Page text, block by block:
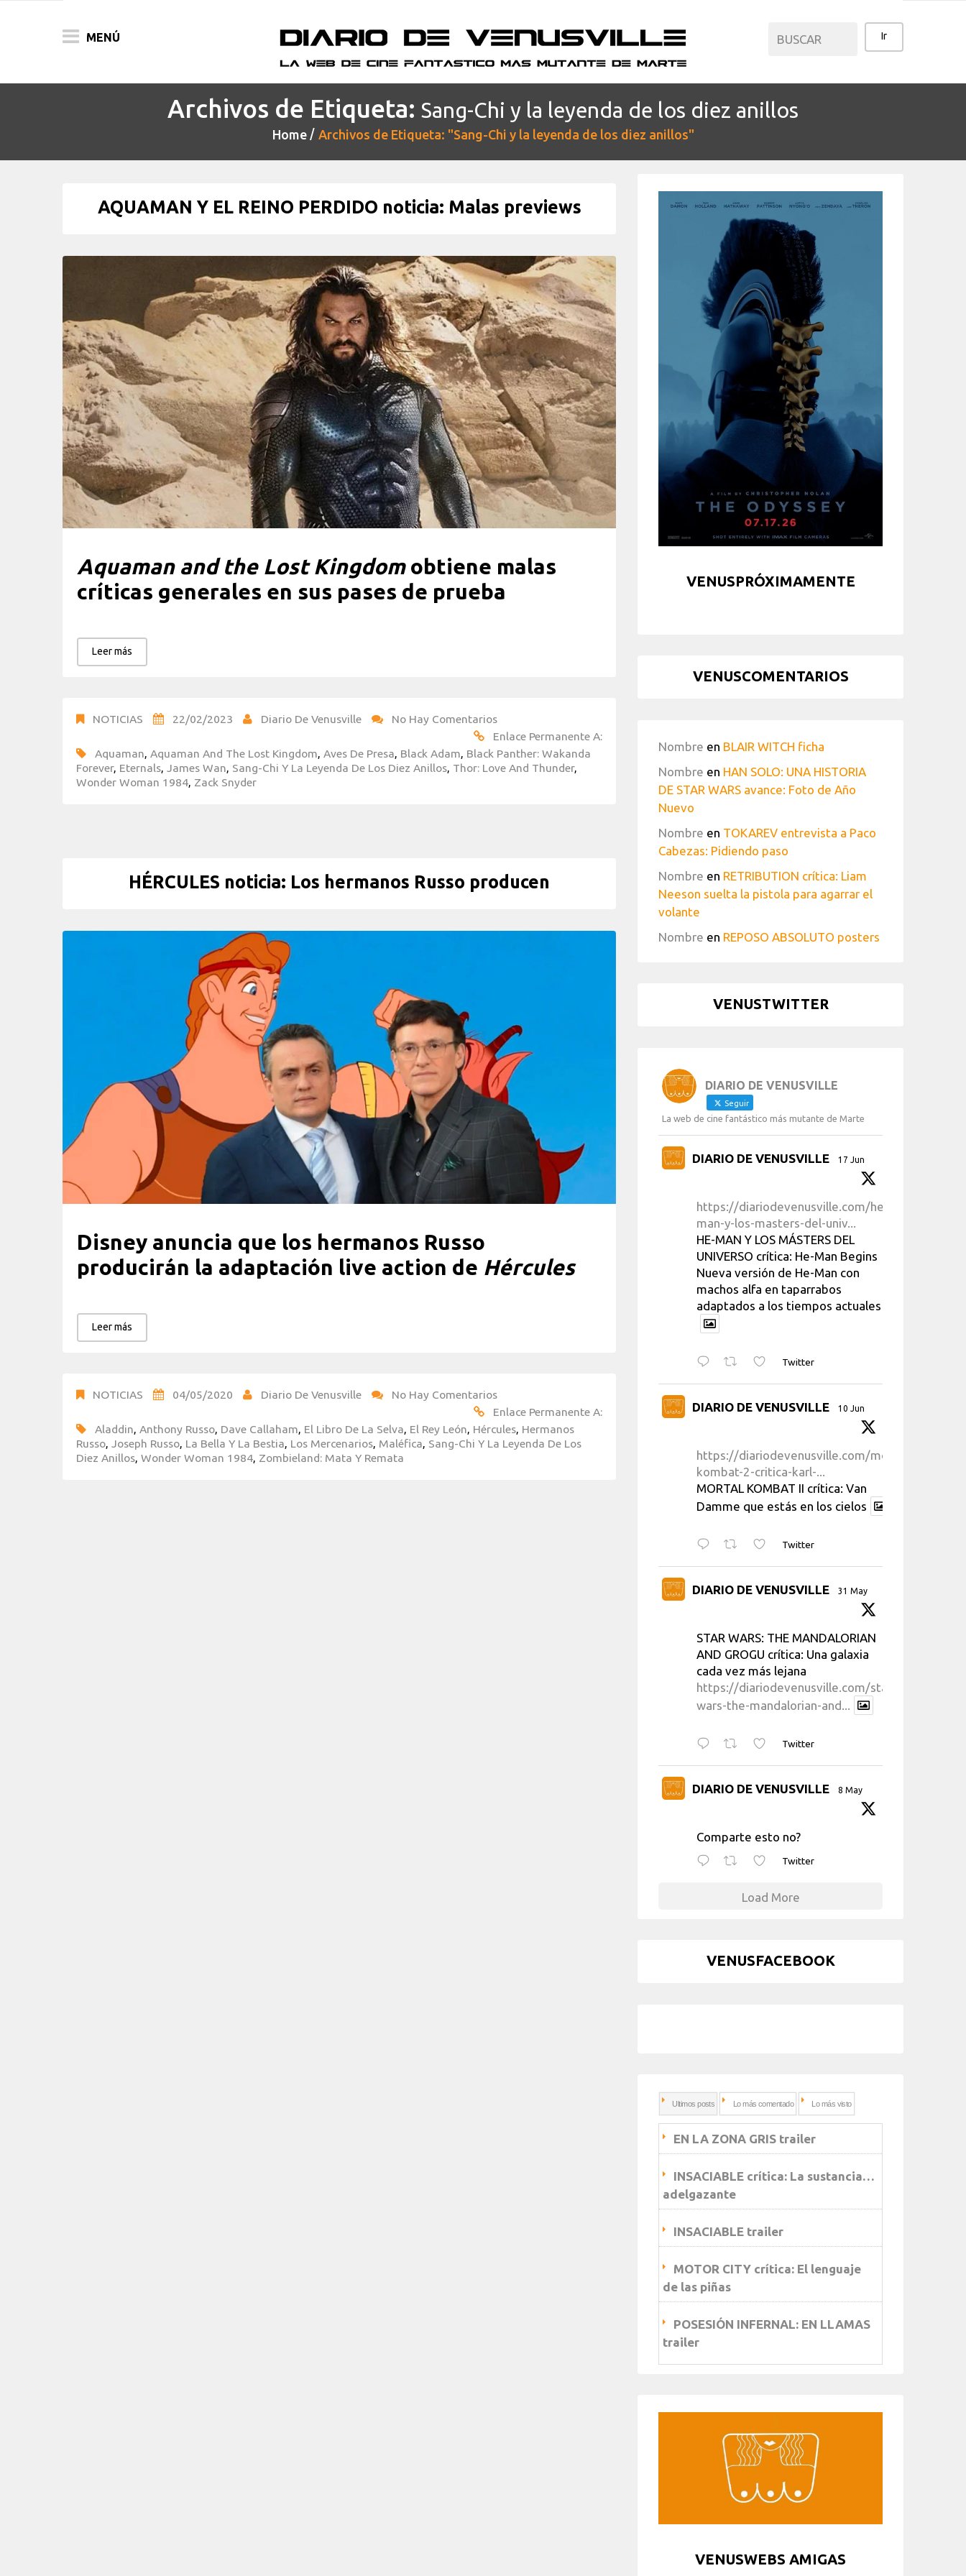
MENÚ
Archivos de Etiqueta: Sang-Chi y la leyenda de los diez anillos
Home Archivos de Etiqueta: "Sang-Chi y la leyenda de los diez anillos"
AQUAMAN Y EL REINO PERDIDO noticia: Malas previews
Aquaman and the Lost Kingdomobtiene malas
críticas generales en sus pases de prueba
Leer más
NOTICIAS 22/02/2023 Diario De Venusville
No Hay Comentarios
Enlace Permanente A:
Aquaman, Aquaman And The Lost Kingdom, Aves De Presa, Black Adam, Black Panther: Wakanda
Forever, Eternals, James Wan, Sang-Chi Y La Leyenda De Los Diez Anillos, Thor: Love And Thunder,
Wonder Woman 1984, Zack Snyder
HÉRCULES noticia: Los hermanos Russo producen
Disney anuncia que los hermanos Russo
producirán la adaptación live action de Hércules
Leer más
NOTICIAS 04/05/2020 Diario De Venusville
No Hay Comentarios
Enlace Permanente A:
Aladdin, Anthony Russo, Dave Callaham, El Libro De La Selva, El Rey León, Hércules, Hermanos
Russo, Joseph Russo, La Bella Y La Bestia, Los Mercenarios, Maléfica, Sang-Chi Y La Leyenda De Los
Diez Anillos, Wonder Woman 1984, Zombieland: Mata Y Remata
VENUSPRÓXIMAMENTE
VENUSCOMENTARIOS
Nombre en BLAIR WITCH ficha
Nombre en HAN SOLO: UNA HISTORIA
DE STAR WARS avance: Foto de Año
Nuevo
Nombre en TOKAREV entrevista a Paco
Cabezas: Pidiendo paso
Nombre en RETRIBUTION crítica: Liam
Neeson suelta la pistola para agarrar el
volante
Nombre en REPOSO ABSOLUTO posters
VENUSTWITTER
DIARIO DE VENUSVILLE
Seguir
La web de cine fantástico más mutante de Marte
DIARIO DE VENUSVILLE 17 Jun
https://diariodevenusville.com/he-
man-y-los-masters-del-univ...
HE-MAN Y LOS MÁSTERS DEL
UNIVERSO crítica: He-Man Begins
Nueva versión de He-Man con
machos alfa en taparrabos
adaptados a los tiempos actuales
Twitter
DIARIO DE VENUSVILLE 10 Jun
https://diariodevenusville.com/mortal-
kombat-2-critica-karl-...
MORTAL KOMBAT II crítica: Van
Damme que estás en los cielos
Twitter
DIARIO DE VENUSVILLE 31 May
STAR WARS: THE MANDALORIAN
AND GROGU crítica: Una galaxia
cada vez más lejana
https://diariodevenusville.com/star-
wars-the-mandalorian-and...
Twitter
DIARIO DE VENUSVILLE 8 May
Comparte esto no?
Twitter
Load More
VENUSFACEBOOK
Ultimos posts Lo más comentado Lo más visto
EN LA ZONA GRIS trailer
INSACIABLE crítica: La sustancia…
adelgazante
INSACIABLE trailer
MOTOR CITY crítica: El lenguaje
de las piñas
POSESIÓN INFERNAL: EN LLAMAS
trailer
VENUSWEBS AMIGAS
FESTIVALES
CATEGORÍAS